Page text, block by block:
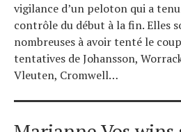
vigilance d’un peloton qui a
contrôle du début à la fin. Elles
nombreuses à avoir tenté le
tentatives de Johansson,
Vleuten, Cromwell…